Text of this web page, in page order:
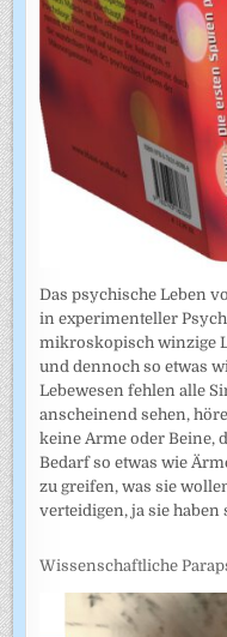
Das psychische Leben
in experimenteller
mikroskopisch winzige
und dennoch so etwas
Lebewesen fehlen alle
anscheinend sehen,
keine Arme oder Beine,
Bedarf so etwas wie
zu greifen, was sie
verteidigen, ja sie haben
Wissenschaftliche